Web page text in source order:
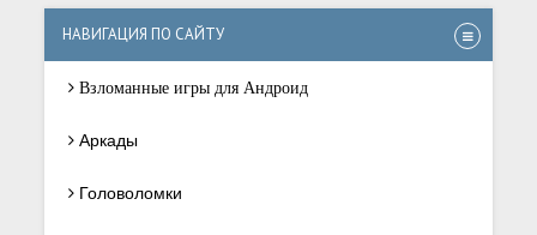
НАВИГАЦИЯ ПО САЙТУ
Взломанные игры для Андроид
Аркады
Головоломки